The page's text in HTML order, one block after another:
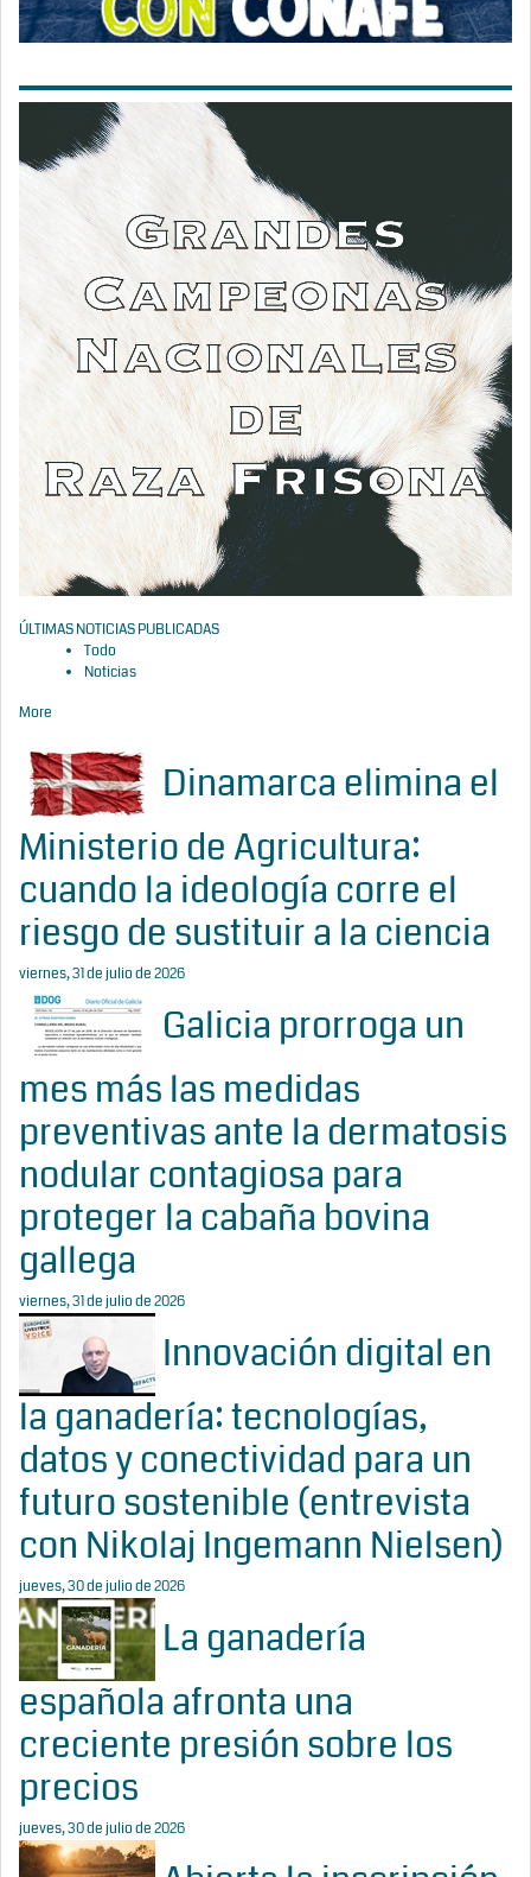
ÚLTIMAS NOTICIAS PUBLICADAS
Todo
Noticias
More
Dinamarca elimina el
Ministerio de Agricultura:
cuando la ideología corre el
riesgo de sustituir a la ciencia
viernes, 31 de julio de 2026
Galicia prorroga un
mes más las medidas
preventivas ante la dermatosis
nodular contagiosa para
proteger la cabaña bovina
gallega
viernes, 31 de julio de 2026
Innovación digital en
la ganadería: tecnologías,
datos y conectividad para un
futuro sostenible (entrevista
con Nikolaj Ingemann Nielsen)
jueves, 30 de julio de 2026
La ganadería
española afronta una
creciente presión sobre los
precios
jueves, 30 de julio de 2026